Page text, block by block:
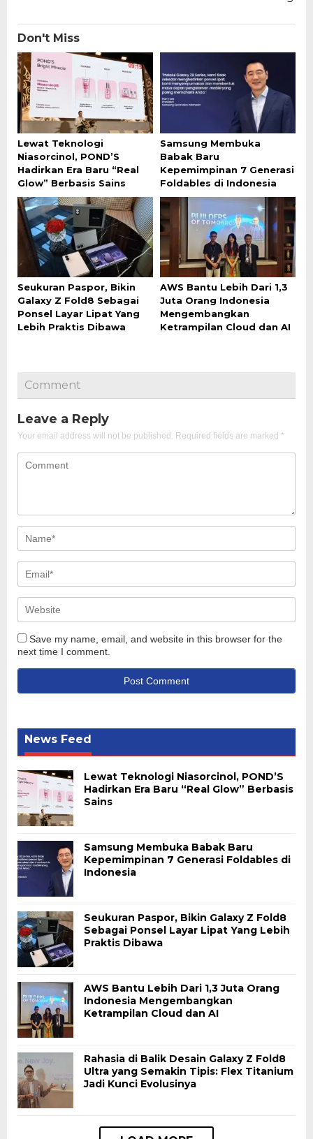
Don't Miss
Lewat Teknologi
Niasorcinol, POND’S
Hadirkan Era Baru “Real
Glow” Berbasis Sains
Samsung Membuka
Babak Baru
Kepemimpinan 7 Generasi
Foldables di Indonesia
Seukuran Paspor, Bikin
Galaxy Z Fold8 Sebagai
Ponsel Layar Lipat Yang
Lebih Praktis Dibawa
AWS Bantu Lebih Dari 1,3
Juta Orang Indonesia
Mengembangkan
Ketrampilan Cloud dan AI
Comment
Leave a Reply
Your email address will not be published. Required fields are marked *
Save my name, email, and website in this browser for the
next time I comment.
News Feed
Lewat Teknologi Niasorcinol, POND’S
Hadirkan Era Baru “Real Glow” Berbasis
Sains
Samsung Membuka Babak Baru
Kepemimpinan 7 Generasi Foldables di
Indonesia
Seukuran Paspor, Bikin Galaxy Z Fold8
Sebagai Ponsel Layar Lipat Yang Lebih
Praktis Dibawa
AWS Bantu Lebih Dari 1,3 Juta Orang
Indonesia Mengembangkan
Ketrampilan Cloud dan AI
Rahasia di Balik Desain Galaxy Z Fold8
Ultra yang Semakin Tipis: Flex Titanium
Jadi Kunci Evolusinya